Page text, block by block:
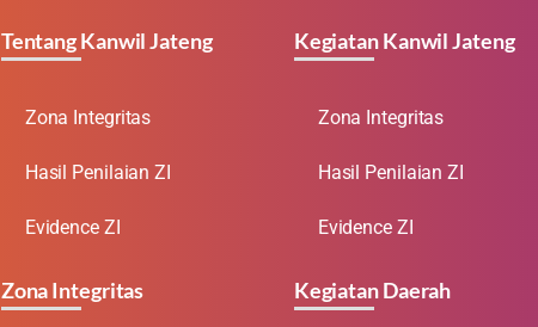
Tentang Kanwil Jateng
Zona Integritas
Hasil Penilaian ZI
Evidence ZI
Zona Integritas
Kegiatan Kanwil Jateng
Zona Integritas
Hasil Penilaian ZI
Evidence ZI
Kegiatan Daerah